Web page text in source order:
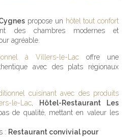
propose un hôtel tout confort
des chambres modernes et
agréable.
à Villers-le-Lac offre une
avec des plats régionaux
cuisinant avec des produits
le-Lac,
Hôtel-Restaurant Les
de qualité, mettant en valeur les
: Restaurant convivial pour